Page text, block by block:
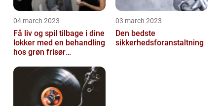
04 march 2023
Få liv og spil tilbage i dine
lokker med en behandling
hos grøn frisør
03 march 2023
Den bedste
sikkerhedsforanstaltning